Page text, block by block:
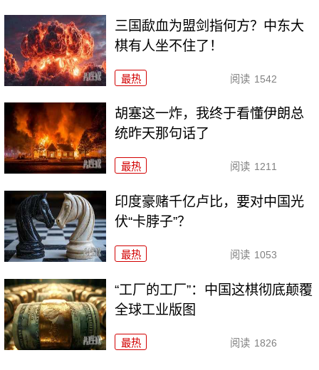
三国歃血为盟剑指何方？中东大
棋有人坐不住了！
最热 阅读 1542
胡塞这一炸，我终于看懂伊朗总
统昨天那句话了
最热 阅读 1211
印度豪赌千亿卢比，要对中国光
伏“卡脖子”？
最热 阅读 1053
“工厂的工厂”：中国这棋彻底颠覆
全球工业版图
最热 阅读 1826